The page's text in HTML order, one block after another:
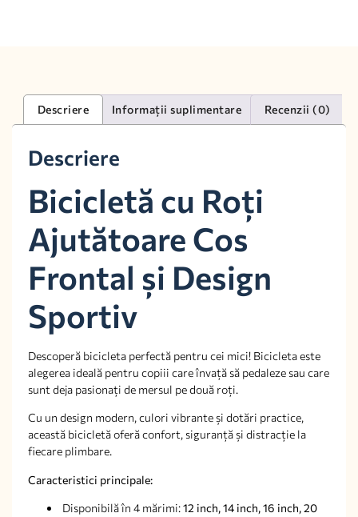
Descriere Informații suplimentare Recenzii (0)
Descriere
Bicicletă cu Roți
Ajutătoare Cos
Frontal și Design
Sportiv
Descoperă bicicleta perfectă pentru cei mici! Bicicleta este
alegerea ideală pentru copiii care învață să pedaleze sau care
sunt deja pasionați de mersul pe două roți.
Cu un design modern, culori vibrante și dotări practice,
această bicicletă oferă confort, siguranță și distracție la
fiecare plimbare.
Caracteristici principale:
Disponibilă în 4 mărimi:12 inch, 14 inch, 16 inch, 20